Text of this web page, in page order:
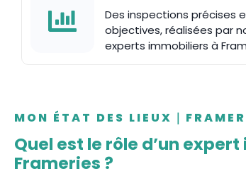
Des inspections précises
objectives, réalisées par
experts immobiliers à
MON ÉTAT DES LIEUX｜
Quel est le rôle d’un
Frameries ?